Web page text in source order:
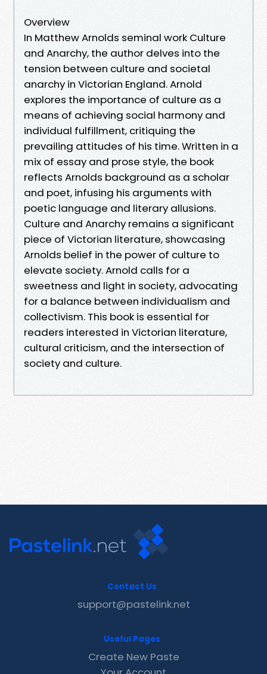
Overview
In Matthew Arnolds seminal work Culture
and Anarchy, the author delves into the
tension between culture and societal
anarchy in Victorian England. Arnold
explores the importance of culture as a
means of achieving social harmony and
individual fulfillment, critiquing the
prevailing attitudes of his time. Written in a
mix of essay and prose style, the book
reflects Arnolds background as a scholar
and poet, infusing his arguments with
poetic language and literary allusions.
Culture and Anarchy remains a significant
piece of Victorian literature, showcasing
Arnolds belief in the power of culture to
elevate society. Arnold calls for a
sweetness and light in society, advocating
for a balance between individualism and
collectivism. This book is essential for
readers interested in Victorian literature,
cultural criticism, and the intersection of
society and culture.
Contact Us
support@pastelink.net
Useful Pages
Create New Paste